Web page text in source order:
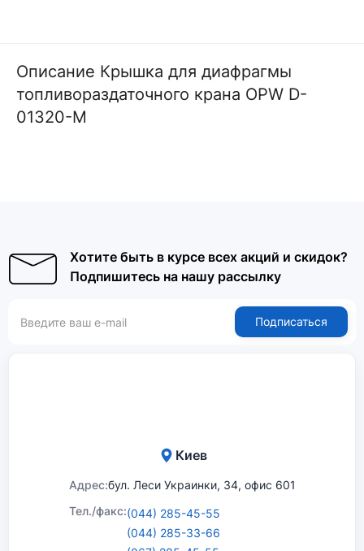
Описание Крышка для диафрагмы
топливораздаточного крана OPW D-
01320-M
Хотите быть в курсе всех акций и скидок?
Подпишитесь на нашу рассылку
Подписаться
Киев
Адрес:бул. Леси Украинки, 34, офис 601
Тел./факс:(044) 285-45-55
(044) 285-33-66